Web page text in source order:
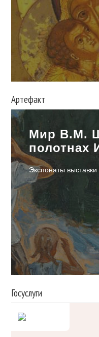
Артефакт
Мир В.М.
полотнах
Экспонаты выставки
Госуслуги